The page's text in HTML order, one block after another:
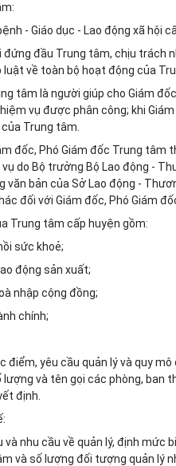
- Giáo dục - Lao động xã hội
đứng đầu Trung tâm, chịu trách
về toàn bộ hoạt động của
tâm là người giúp cho Giám
vụ được phân công; khi
Trung tâm.
đốc, Phó Giám đốc Trung tâm
do Bộ trưởng Bộ Lao động -
văn bản của Sở Lao động -
đối với Giám đốc, Phó Giám
Trung tâm cấp huyện gồm:
sức khoẻ;
động sản xuất;
nhập cộng đồng;
chính;
điểm, yêu cầu quản lý và quy
và tên gọi các phòng, ban
định.
và nhu cầu về quản lý, định
và số lượng đối tượng quản lý